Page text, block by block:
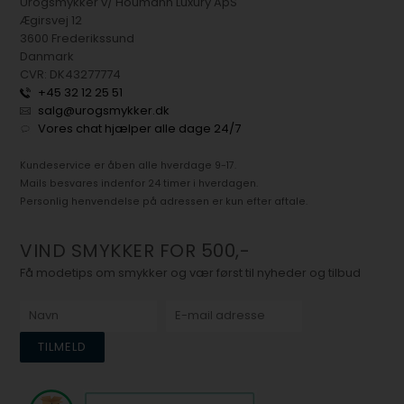
Ægirsvej 12
3600 Frederikssund
Danmark
CVR: DK43277774
+45 32 12 25 51
salg@urogsmykker.dk
Vores chat hjælper alle dage 24/7
Kundeservice er åben alle hverdage 9-17.
Mails besvares indenfor 24 timer i hverdagen.
Personlig henvendelse på adressen er kun efter aftale.
VIND SMYKKER FOR 500,-
Få modetips om smykker og vær først til nyheder og tilbud